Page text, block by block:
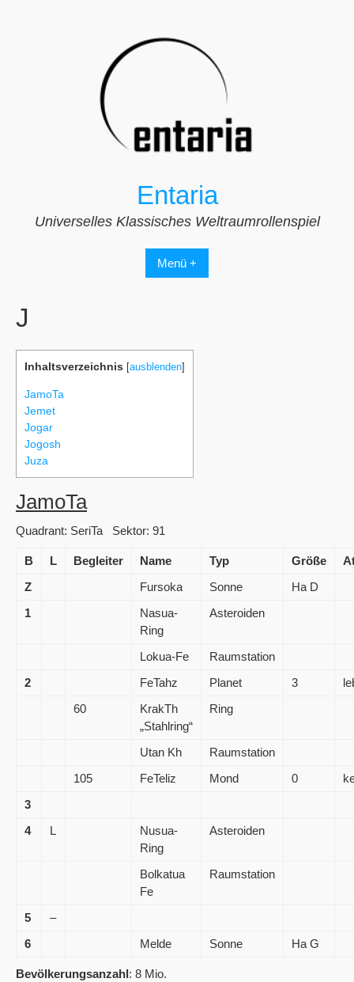
Entaria
Universelles Klassisches Weltraumrollenspiel
Menü +
J
Inhaltsverzeichnis [ausblenden]
JamoTa
Jemet
Jogar
Jogosh
Juza
JamoTa
Quadrant: SeriTa Sektor: 91
B L Begleiter Name Typ Größe
Z
Fursoka Sonne
Ha D
1
Nasua-
Ring
Asteroiden
Lokua-Fe
Raumstation
2
FeTahz Planet 3
60
KrakTh
„Stahlring“
Ring
Utan Kh
Raumstation
105
FeTeliz Mond 0
3
4
L
Nusua-
Ring
Asteroiden
Bolkatua
Fe
Raumstation
5
–
6
Melde Sonne Ha G
Bevölkerungsanzahl: 8 Mio.